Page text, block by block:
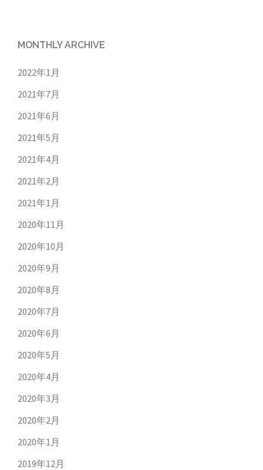
MONTHLY ARCHIVE
2022年1月
2021年7月
2021年6月
2021年5月
2021年4月
2021年2月
2021年1月
2020年11月
2020年10月
2020年9月
2020年8月
2020年7月
2020年6月
2020年5月
2020年4月
2020年3月
2020年2月
2020年1月
2019年12月